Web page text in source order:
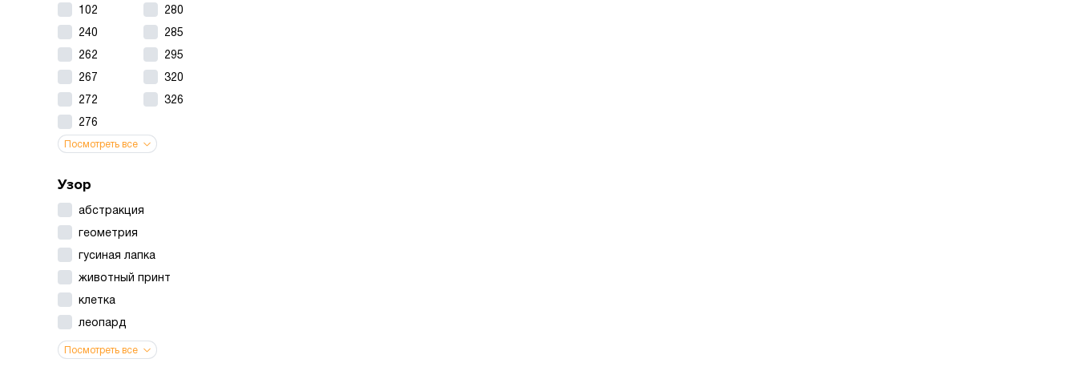
102
240
262
267
272
276
280
285
295
320
326
Посмотреть все
Узор
абстракция
геометрия
гусиная лапка
животный принт
клетка
леопард
Посмотреть все